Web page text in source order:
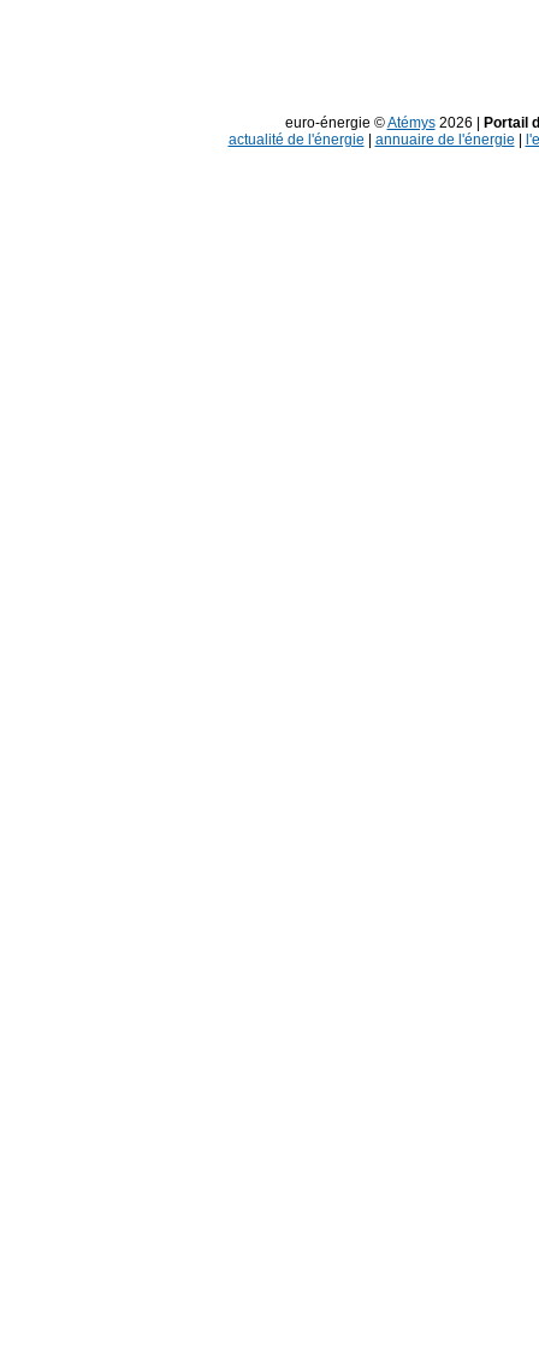
euro-énergie ©Atémys2026 |
Portail
actualité de l'énergie
annuaire de l'énergie